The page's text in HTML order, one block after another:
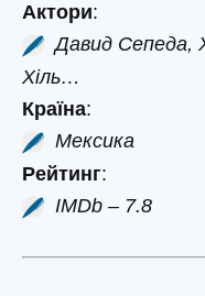
Актори:
Давид Сепеда,
Хіль…
Країна:
Мексика
Рейтинг:
IMDb – 7.8